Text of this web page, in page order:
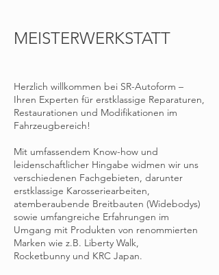
MEISTERWERKSTATT
Herzlich willkommen bei SR-Autoform –
Ihren Experten für erstklassige Reparaturen,
Restaurationen und Modifikationen im
Fahrzeugbereich!
Mit umfassendem Know-how und
leidenschaftlicher Hingabe widmen wir uns
verschiedenen Fachgebieten, darunter
erstklassige Karosseriearbeiten,
atemberaubende Breitbauten (Widebodys)
sowie umfangreiche Erfahrungen im
Umgang mit Produkten von renommierten
Marken wie z.B. Liberty Walk,
Rocketbunny und KRC Japan.